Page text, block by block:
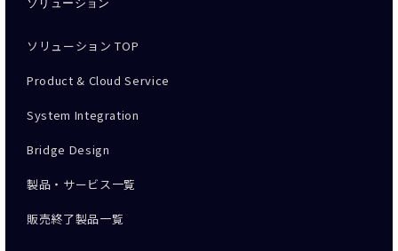
ソリューション
ソリューション TOP
Product & Cloud Service
System Integration
Bridge Design
製品・サービス一覧
販売終了製品一覧